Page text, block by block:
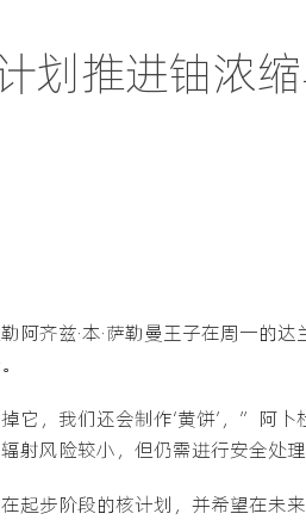
划推进铀浓
阿齐兹·本·萨勒曼王子在周一的
它，我们还会制作‘黄饼’，”阿
射风险较小，但仍需进行安全处
起步阶段的核计划，并希望在未